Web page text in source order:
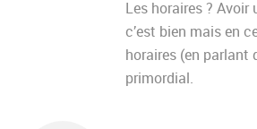
Les horaires ? Avoir
c’est bien mais en
horaires (en parlant
primordial.